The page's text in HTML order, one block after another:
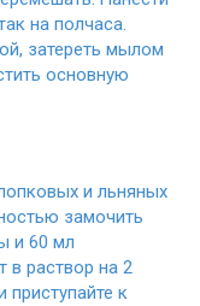
на полчаса.
затереть мылом
основную
и льняных
замочить
и 60 мл
в раствор на 2
к